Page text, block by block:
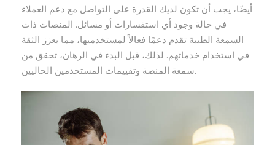
أيضًا، يجب أن تكون لديك القدرة على التواصل مع دعم العملاء
في حالة وجود أي استفسارات أو مسائل. المنصات ذات
السمعة الطيبة تقدم دعمًا فعالاً لمستخدميها، مما يعزز الثقة
في استخدام خدماتهم. لذلك، قبل البدء في الرهان، تحقق من
سمعة المنصة وتقييمات المستخدمين الحاليين.